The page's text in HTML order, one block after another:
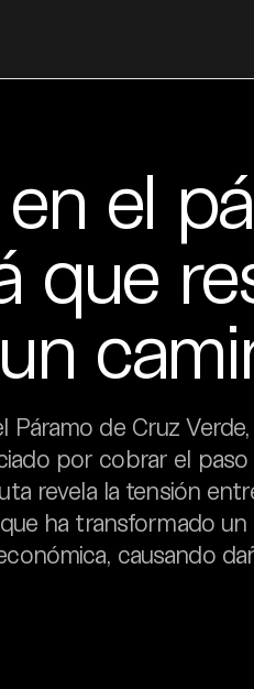
el
que
de Cruz
por cobrar el
revela la tensión
ha transformado un
causando